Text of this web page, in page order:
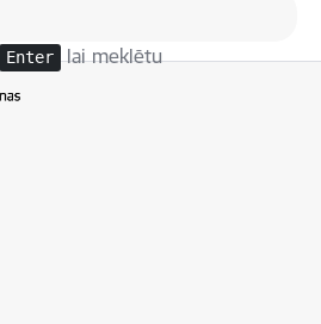
Enter lai meklētu